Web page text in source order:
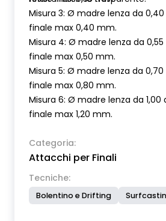
Misura 3: Ø madre lenza da
finale max 0,40 mm.
Misura 4: Ø madre lenza da
finale max 0,50 mm.
Misura 5: Ø madre lenza da
finale max 0,80 mm.
Misura 6: Ø madre lenza da
finale max 1,20 mm.
Categoria:
Attacchi per Finali
Tecniche:
Bolentino e Drifting